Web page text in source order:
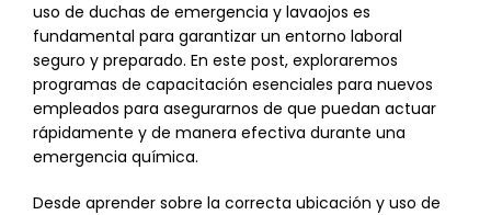
uso de duchas de emergencia y lavaojos es
fundamental para garantizar un entorno laboral
seguro y preparado. En este post, exploraremos
programas de capacitación esenciales para nuevos
empleados para asegurarnos de que puedan actuar
rápidamente y de manera efectiva durante una
emergencia química.
Desde aprender sobre la correcta ubicación y uso de